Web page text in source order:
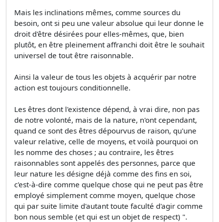
Mais les inclinations mêmes, comme sources du
besoin, ont si peu une valeur absolue qui leur donne le
droit d'être désirées pour elles-mêmes, que, bien
plutôt, en être pleinement affranchi doit être le souhait
universel de tout être raisonnable.
Ainsi la valeur de tous les objets à acquérir par notre
action est toujours conditionnelle.
Les êtres dont l'existence dépend, à vrai dire, non pas
de notre volonté, mais de la nature, n'ont cependant,
quand ce sont des êtres dépourvus de raison, qu'une
valeur relative, celle de moyens, et voilà pourquoi on
les nomme des choses ; au contraire, les êtres
raisonnables sont appelés des personnes, parce que
leur nature les désigne déjà comme des fins en soi,
c'est-à-dire comme quelque chose qui ne peut pas être
employé simplement comme moyen, quelque chose
qui par suite limite d'autant toute faculté d'agir comme
bon nous semble (et qui est un objet de respect) ".